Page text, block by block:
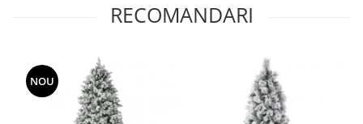
RECOMANDARI
NOU